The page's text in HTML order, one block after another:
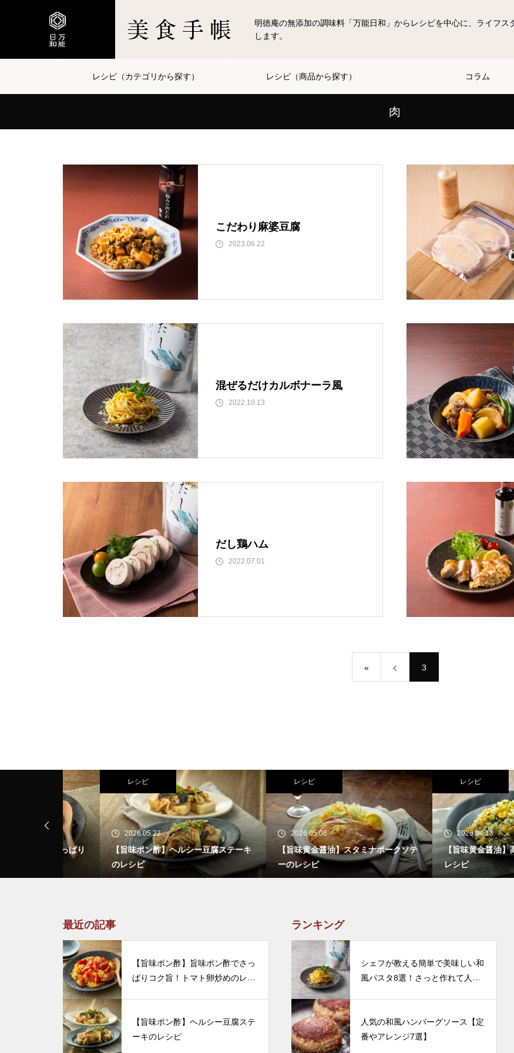
明徳庵の無添加の調味料「万能日和」からレシピを中心に、ライフス
します。
レシピ（カテゴリから探す） レシピ（商品から探す） コラム
肉
こだわり麻婆豆腐
2023.06.22
混ぜるだけカルボナーラ風
2022.10.13
だし鶏ハム
2022.07.01
« 3
レシピ
2026.05.22
【旨味ポン酢】ヘルシー豆腐ステーキ
のレシピ
2026.05.08
【旨味黄金醤油】スタミナポークソテ
ーのレシピ
レシピ
2026.04.13
【旨味黄金醤油】高菜卵チ
レシピ
最近の記事
【旨味ポン酢】旨味ポン酢でさっ
ぱりコク旨！トマト卵炒めのレシ
【旨味ポン酢】ヘルシー豆腐ステ
ーキのレシピ
ランキング
シェフが教える簡単で美味しい和
風パスタ8選！さっと作れて人気
人気の和風ハンバーグソース【定
番やアレンジ7選】